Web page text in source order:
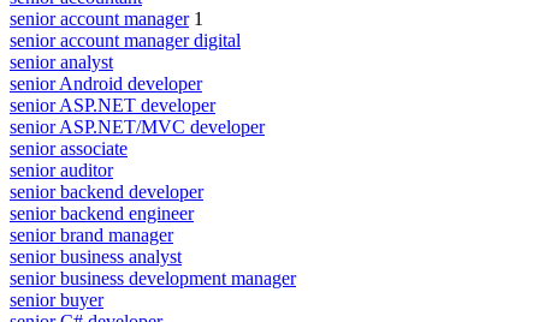
senior account manager 1
senior account manager digital
senior analyst
senior Android developer
senior ASP.NET developer
senior ASP.NET/MVC developer
senior associate
senior auditor
senior backend developer
senior backend engineer
senior brand manager
senior business analyst
senior business development manager
senior buyer